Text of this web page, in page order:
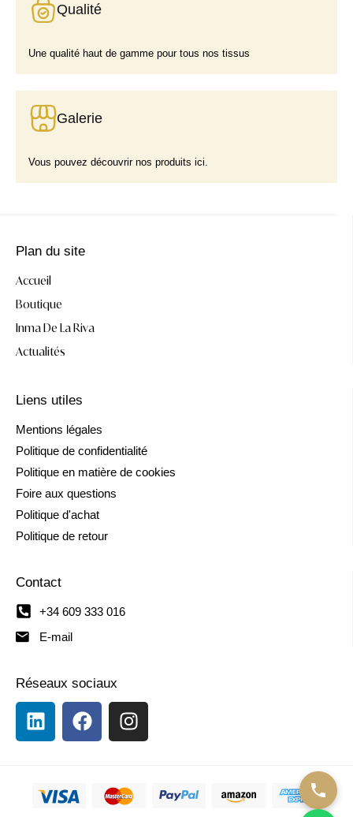
Qualité
Une qualité haut de gamme pour tous nos tissus
Galerie
Vous pouvez découvrir nos produits ici.
Plan du site
Accueil
Boutique
Inma De La Riva
Actualités
Liens utiles
Mentions légales
Politique de confidentialité
Politique en matière de cookies
Foire aux questions
Politique d'achat
Politique de retour
Contact
+34 609 333 016
E-mail
Réseaux sociaux